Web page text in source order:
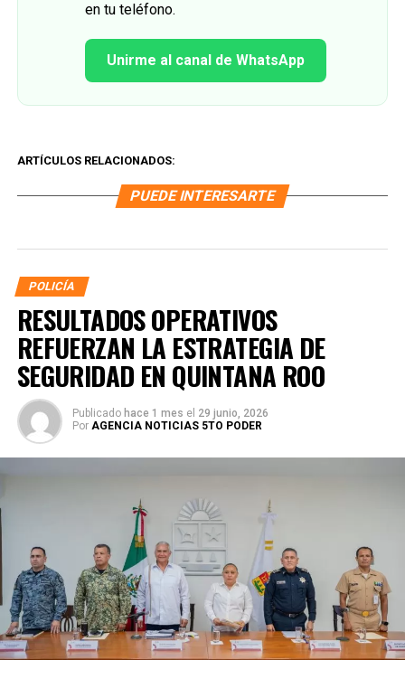
en tu teléfono.
Unirme al canal de WhatsApp
ARTÍCULOS RELACIONADOS:
PUEDE INTERESARTE
POLICÍA
RESULTADOS OPERATIVOS
REFUERZAN LA ESTRATEGIA DE
SEGURIDAD EN QUINTANA ROO
Publicado hace 1 mes el 29 junio, 2026
Por AGENCIA NOTICIAS 5TO PODER